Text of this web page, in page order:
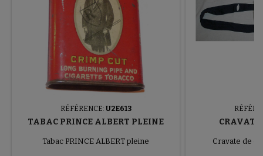
RÉFÉRENCE: U2E613
TABAC PRINCE ALBERT PLEINE
Tabac PRINCE ALBERT pleine
CRAVATE
Cravate de